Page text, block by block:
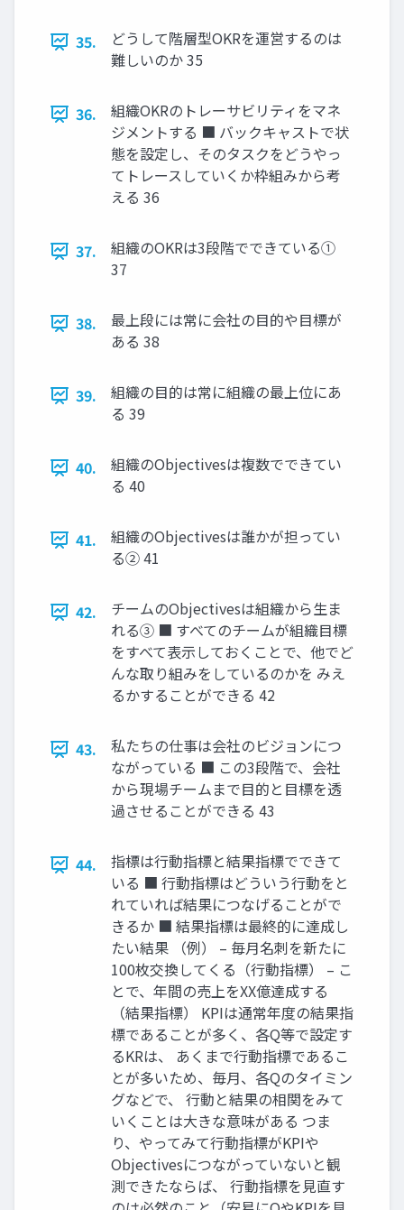
35.
どうして階層型OKRを運営するのは
難しいのか 35
36.
組織OKRのトレーサビリティをマネ
ジメントする ■ バックキャストで状
態を設定し、そのタスクをどうやっ
てトレースしていくか枠組みから考
える 36
37.
組織のOKRは3段階でできている①
37
38.
最上段には常に会社の目的や目標が
ある 38
39.
組織の目的は常に組織の最上位にあ
る 39
40.
組織のObjectivesは複数でできてい
る 40
41.
組織のObjectivesは誰かが担ってい
る② 41
42.
チームのObjectivesは組織から生ま
れる③ ■ すべてのチームが組織目標
をすべて表示しておくことで、他でど
んな取り組みをしているのかを みえ
るかすることができる 42
43.
私たちの仕事は会社のビジョンにつ
ながっている ■ この3段階で、会社
から現場チームまで目的と目標を透
過させることができる 43
44.
指標は行動指標と結果指標でできて
いる ■ 行動指標はどういう行動をと
れていれば結果につなげることがで
きるか ■ 結果指標は最終的に達成し
たい結果 （例） – 毎月名刺を新たに
100枚交換してくる（行動指標） – こ
とで、年間の売上をXX億達成する
（結果指標） KPIは通常年度の結果指
標であることが多く、各Q等で設定す
るKRは、 あくまで行動指標であるこ
とが多いため、毎月、各Qのタイミン
グなどで、 行動と結果の相関をみて
いくことは大きな意味がある つま
り、やってみて行動指標がKPIや
Objectivesにつながっていないと観
測できたならば、 行動指標を見直す